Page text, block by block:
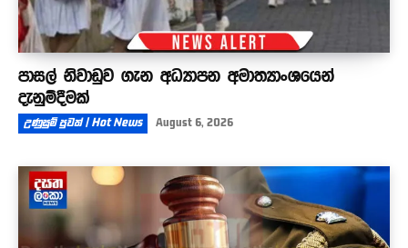
පාසල් නිවාඩුව ගැන අධ්‍යාපන අමාත්‍යාංශයෙන්
දැනුම්දීමක්
උණුසුම් පුවත් | Hot News August 6, 2026